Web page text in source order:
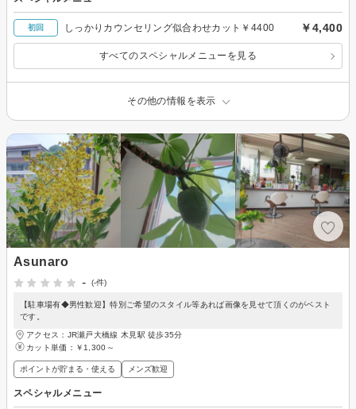
初回 しっかりカウンセリング似合わせカット￥4400 ￥4,400
すべてのスペシャルメニューを見る
その他の情報を表示
Asunaro
-
(-件)
【駐車場有◆男性歓迎】特別ご希望のスタイル等あれば画像を見せて頂くのがベスト
です。
アクセス：JR瀬戸大橋線 木見駅 徒歩35分
カット単価： ￥1,300～
ポイントが貯まる・使える メンズ歓迎
スペシャルメニュー